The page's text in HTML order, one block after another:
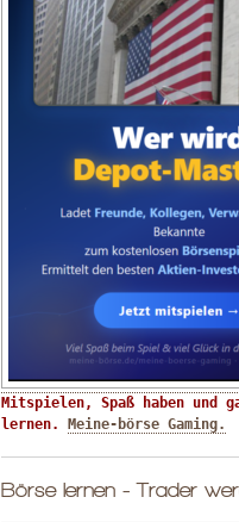
Mitspielen, Spaß haben und
lernen.
Meine-börse Gaming.
Börse lernen - Trader